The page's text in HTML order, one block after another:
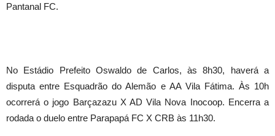
Pantanal FC.
No Estádio Prefeito Oswaldo de Carlos, às 8h30, haverá a
disputa entre Esquadrão do Alemão e AA Vila Fátima. Às 10h
ocorrerá o jogo Barçazazu X AD Vila Nova Inocoop. Encerra a
rodada o duelo entre Parapapá FC X CRB às 11h30.